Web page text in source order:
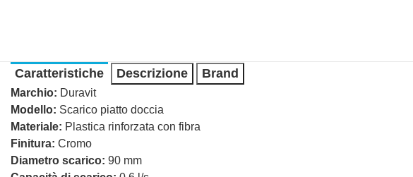
Caratteristiche Descrizione Brand
Marchio: Duravit
Modello: Scarico piatto doccia
Materiale: Plastica rinforzata con fibra
Finitura: Cromo
Diametro scarico: 90 mm